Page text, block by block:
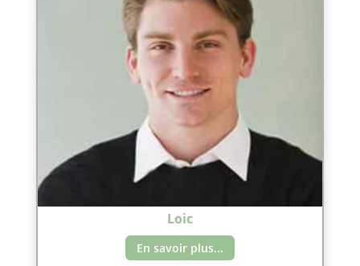
Loic
En savoir plus...